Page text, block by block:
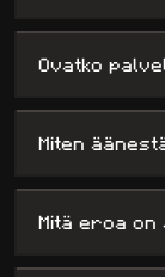
Ovatko
Miten
Mitä eroa